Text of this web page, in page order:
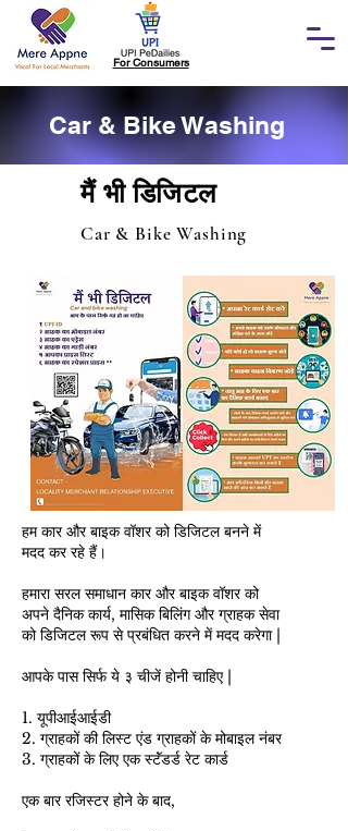
For Consumers
Car & Bike Washing
मैं भी डिजिटल
Car & Bike Washing
हम कार और बाइक वॉशर को डिजिटल बनने में
मदद कर रहे हैं।
हमारा सरल समाधान कार और बाइक वॉशर को
अपने दैनिक कार्य, मासिक बिलिंग और ग्राहक सेवा
को डिजिटल रूप से प्रबंधित करने में मदद करेगा |
आपके पास सिर्फ ये ३ चीजें होनी चाहिए |
1. यूपीआईआईडी
2. ग्राहकों की लिस्ट एंड ग्राहकों के मोबाइल नंबर
3. ग्राहकों के लिए एक स्टॅंडर्ड रेट कार्ड
एक बार रजिस्टर होने के बाद,